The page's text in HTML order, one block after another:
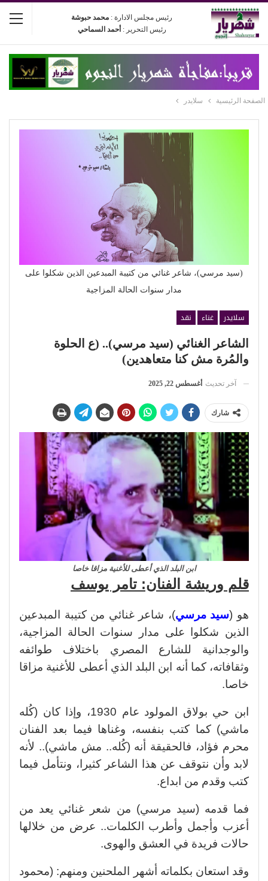
رئيس مجلس الادارة : محمد حبوشة
رئيس التحرير : أحمد السماحي
الصفحة الرئيسية سلايدر
(سيد مرسي)، شاعر غنائي من كتيبة المبدعين الذين شكلوا على
مدار سنوات الحالة المزاجية
سلايدر غناء
نقد
الشاعر الغنائي (سيد مرسي).. (ع الحلوة
والمُرة مش كنا متعاهدين)
آخر تحديث أغسطس 22, 2025
شارك
ابن البلد الذي أعطى للأغنية مزاقا خاصا
قلم وريشة الفنان: تامر يوسف
هو (سيد مرسي)، شاعر غنائي من كتيبة المبدعين
الذين شكلوا على مدار سنوات الحالة المزاجية،
والوجدانية للشارع المصري باختلاف طوائفه
وثقافاته، كما أنه ابن البلد الذي أعطى للأغنية مزاقا
خاصا.
ابن حي بولاق المولود عام 1930، وإذا كان (كُله
ماشي) كما كتب بنفسه، وغناها فيما بعد الفنان
محرم فؤاد، فالحقيقة أنه (كُله.. مش ماشي).. لأنه
لابد وأن نتوقف عن هذا الشاعر كثيرا، ونتأمل فيما
كتب وقدم من ابداع.
فما قدمه (سيد مرسي) من شعر غنائي يعد من
أعزب وأجمل وأطرب الكلمات.. عرض من خلالها
حالات فريدة في العشق والهوى.
وقد استعان بكلماته أشهر الملحنين ومنهم: (محمود